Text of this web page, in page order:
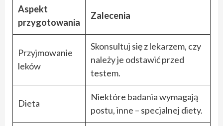
Aspekt
przygotowania
Zalecenia
Przyjmowanie
leków
Skonsultuj się z lekarzem, czy
należy je odstawić przed
testem.
Dieta
Niektóre badania wymagają
postu, inne – specjalnej diety.